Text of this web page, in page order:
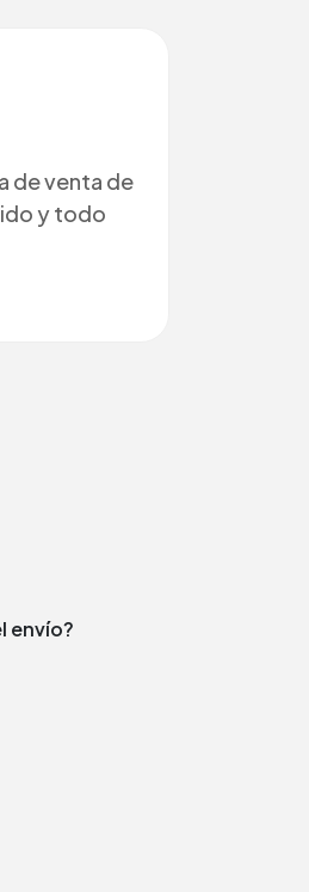
de venta de
y todo
cuál es el coste del envío?